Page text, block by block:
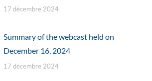
17 décembre 2024
Summary of the webcast held on
December 16, 2024
17 décembre 2024